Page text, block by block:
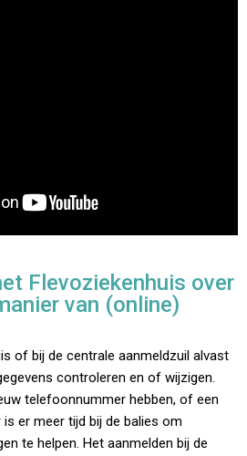
Flevoziekenhuis over
van (online)
of bij de centrale aanmeldzuil alvast
controleren en of wijzigen.
telefoonnummer hebben, of een
er meer tijd bij de balies om
te helpen. Het aanmelden bij de